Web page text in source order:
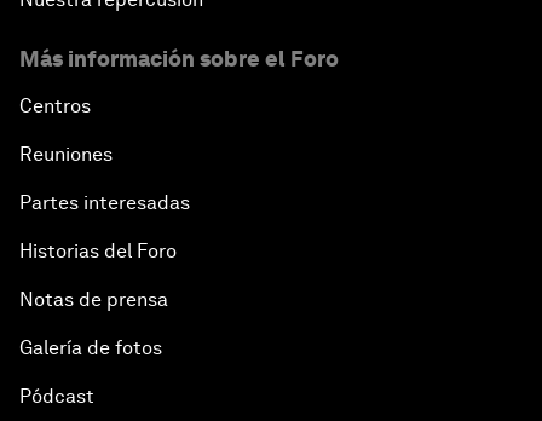
Más información sobre el Foro
Centros
Reuniones
Partes interesadas
Historias del Foro
Notas de prensa
Galería de fotos
Pódcast